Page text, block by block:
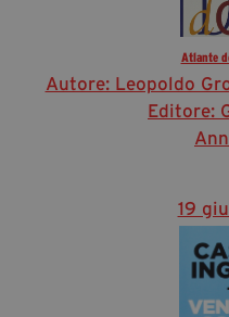
Atlante
Autore: Leopoldo
Editore:
19